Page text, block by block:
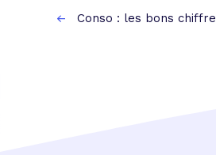
Conso : les bons